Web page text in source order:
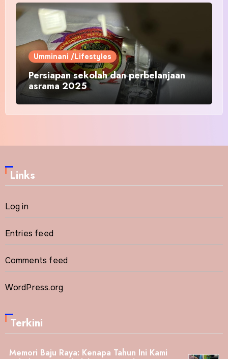
Umminani /Lifestyles
Persiapan sekolah dan perbelanjaan
asrama 2025
Links
Log in
Entries feed
Comments feed
WordPress.org
Terkini
Memori Baju Raya: Kenapa Tahun Ini Kami